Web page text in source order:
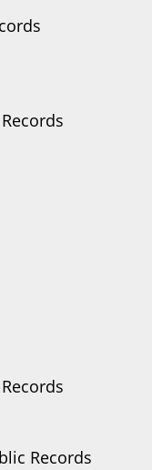
Records